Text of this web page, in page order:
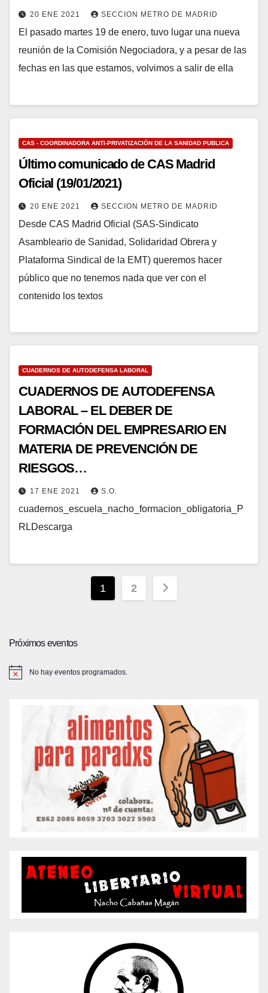
20 ENE 2021 SECCION METRO DE MADRID
El pasado martes 19 de enero, tuvo lugar una nueva
reunión de la Comisión Negociadora, y a pesar de las
fechas en las que estamos, volvimos a salir de ella
CAS - COORDINADORA ANTI-PRIVATIZACIÓN DE LA SANIDAD PUBLICA
Último comunicado de CAS Madrid
Oficial (19/01/2021)
20 ENE 2021 SECCION METRO DE MADRID
Desde CAS Madrid Oficial (SAS-Sindicato
Asambleario de Sanidad, Solidaridad Obrera y
Plataforma Sindical de la EMT) queremos hacer
público que no tenemos nada que ver con el
contenido los textos
CUADERNOS DE AUTODEFENSA LABORAL
CUADERNOS DE AUTODEFENSA
LABORAL – EL DEBER DE
FORMACIÓN DEL EMPRESARIO EN
MATERIA DE PREVENCIÓN DE
RIESGOS
LABORALESCONFEDERACIÓN
17 ENE 2021 S.O.
cuadernos_escuela_nacho_formacion_obligatoria_P
RLDescarga
Paginación
1 2
Próximos eventos
No hay eventos programados.